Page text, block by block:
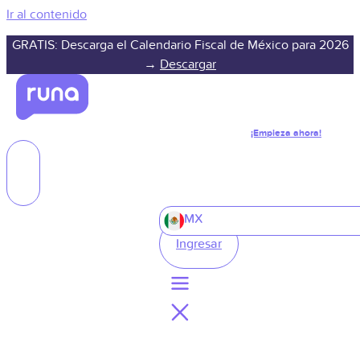
Ir al contenido
GRATIS: Descarga el Calendario Fiscal de México para 2026
→ Descargar
¡Empieza ahora!
MX
Ingresar